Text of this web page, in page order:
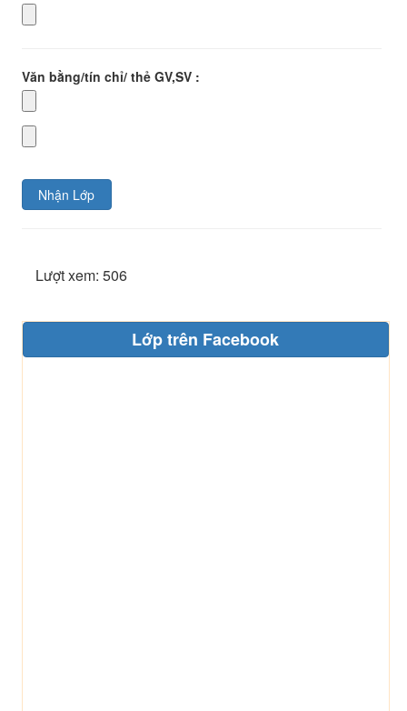
Văn bằng/tín chỉ/ thẻ GV,SV :
Nhận Lớp
Lượt xem: 506
Lớp trên Facebook